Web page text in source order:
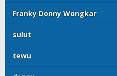
Franky Donny Wongkar
sulut
tewu